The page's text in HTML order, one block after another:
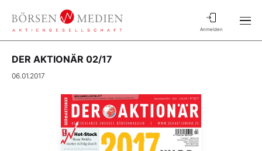
Anmelden
DER AKTIONÄR 02/17
06.01.2017